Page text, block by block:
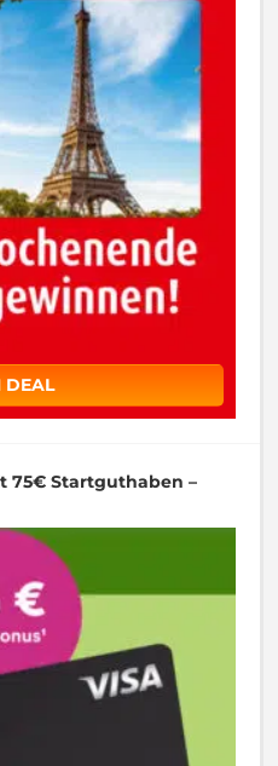
DEAL
75€ Startguthaben –